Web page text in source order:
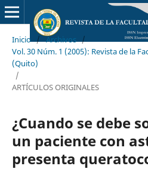
Inicio / Archivos /
Vol. 30 Núm. 1 (2005): Revista de la
(Quito)
/
ARTÍCULOS ORIGINALES
¿Cuando se debe
un paciente con
presenta